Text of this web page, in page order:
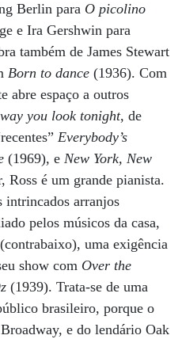
Berlin para O picolino
e Ira Gershwin para
também de James Stewart
Born to dance (1936). Com
abre espaço a outros
you look tonight, de
Everybody’s
(1969), e New York, New
Ross é um grande pianista.
intrincados arranjos
pelos músicos da casa,
uma exigência
show com Over the
(1939). Trata-se de uma
brasileiro, porque o
e do lendário Oak